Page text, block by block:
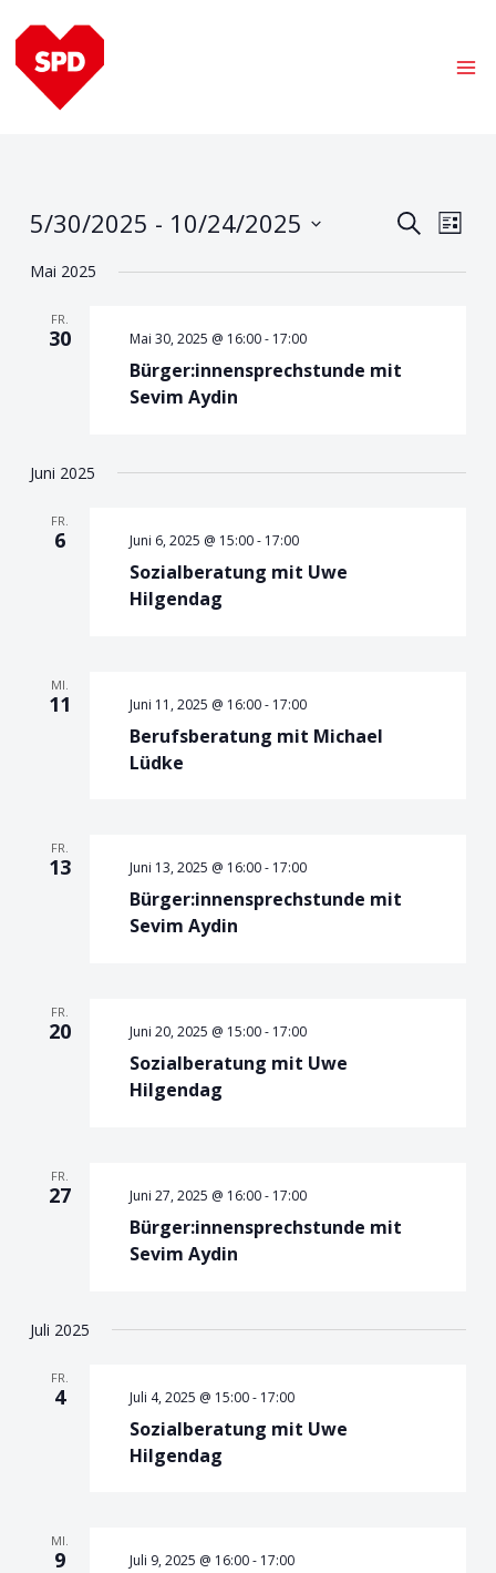
Inhalt
springen
SucheListe
5/30/2025 - 10/24/2025
Mai 2025
FR.
30 Mai 30, 2025 @ 16:00- 17:00
Bürger:innensprechstunde mit
Sevim Aydin
Juni 2025
FR.
6 Juni 6, 2025 @ 15:00- 17:00
Sozialberatung mit Uwe
Hilgendag
MI.
11 Juni 11, 2025 @ 16:00- 17:00
Berufsberatung mit Michael
Lüdke
FR.
13 Juni 13, 2025 @ 16:00- 17:00
Bürger:innensprechstunde mit
Sevim Aydin
FR.
20 Juni 20, 2025 @ 15:00- 17:00
Sozialberatung mit Uwe
Hilgendag
FR.
27 Juni 27, 2025 @ 16:00- 17:00
Bürger:innensprechstunde mit
Sevim Aydin
Juli 2025
FR.
4 Juli 4, 2025 @ 15:00- 17:00
Sozialberatung mit Uwe
Hilgendag
MI.
9 Juli 9, 2025 @ 16:00- 17:00